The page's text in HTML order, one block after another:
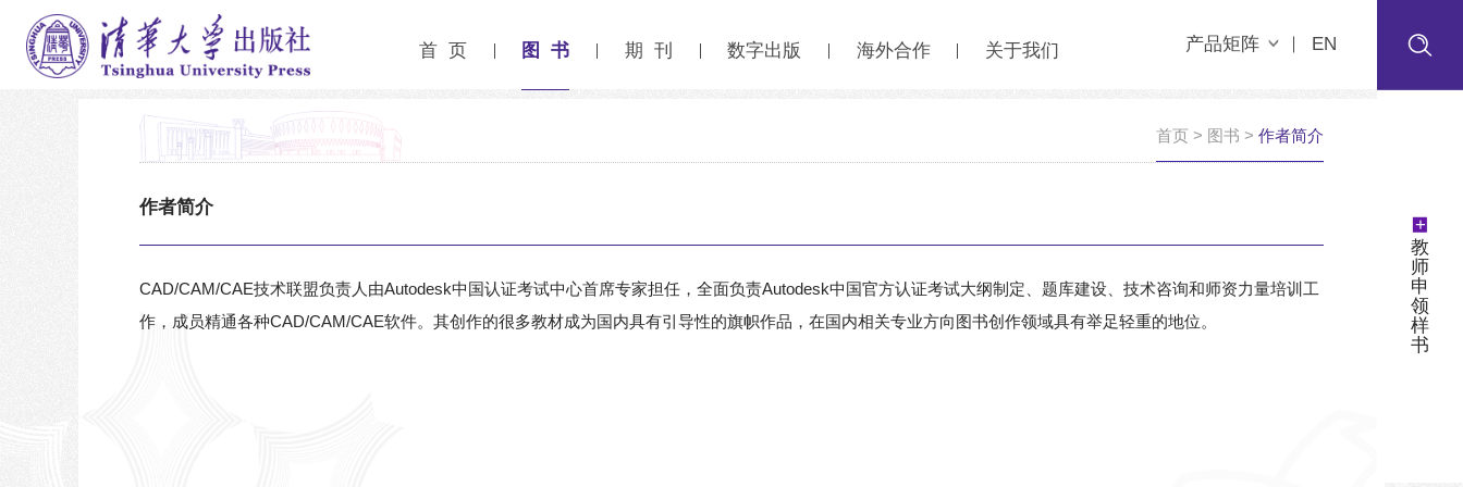
首 页 图 书 期 刊 数字出版 海外合作 关于我们 产品矩阵 EN
+
教
师
申
领
样
书
首页 > 图书 > 作者简介
作者简介
CAD/CAM/CAE技术联盟负责人由Autodesk中国认证考试中心首席专家担任，全面负责Autodesk中国官方认证考试大纲制定、题库建设、技术咨询和师资力量培训工
作，成员精通各种CAD/CAM/CAE软件。其创作的很多教材成为国内具有引导性的旗帜作品，在国内相关专业方向图书创作领域具有举足轻重的地位。